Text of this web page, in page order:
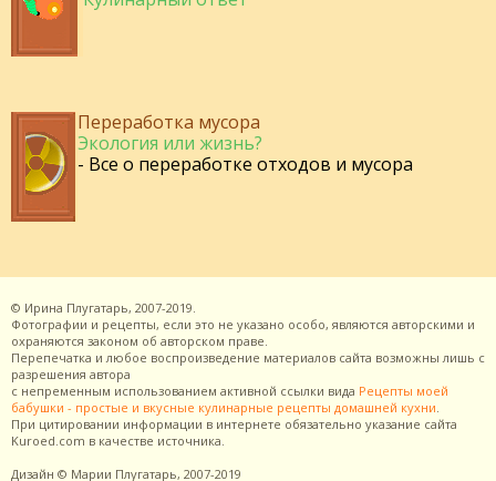
Переработка мусора
Экология или жизнь?
- Все о переработке отходов и мусора
© Ирина Плугатарь, 2007-2019.
Фотографии и рецепты, если это не указано особо, являются авторскими и
охраняются законом об авторском праве.
Перепечатка и любое воспроизведение материалов сайта возможны лишь с
разрешения автора
с непременным использованием активной ссылки вида Рецепты моей
бабушки - простые и вкусные кулинарные рецепты домашней кухни.
При цитировании информации в интернете обязательно указание сайта
Kuroed.com в качестве источника.
Дизайн © Марии Плугатарь, 2007-2019